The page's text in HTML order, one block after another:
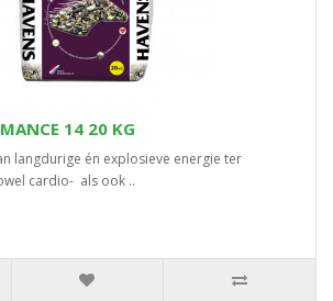
14 20 KG
langdurige én explosieve energie ter
cardio- als ook ..